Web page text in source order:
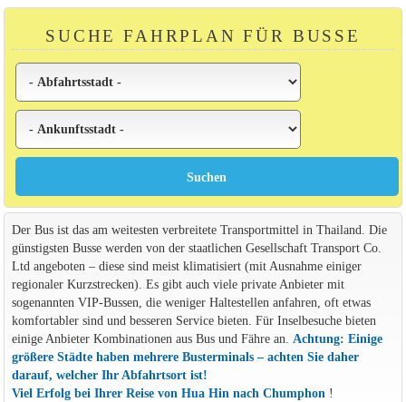
SUCHE FAHRPLAN FÜR BUSSE
Der Bus ist das am weitesten verbreitete Transportmittel in Thailand. Die
günstigsten Busse werden von der staatlichen Gesellschaft Transport Co.
Ltd angeboten – diese sind meist klimatisiert (mit Ausnahme einiger
regionaler Kurzstrecken). Es gibt auch viele private Anbieter mit
sogenannten VIP-Bussen, die weniger Haltestellen anfahren, oft etwas
komfortabler sind und besseren Service bieten. Für Inselbesuche bieten
einige Anbieter Kombinationen aus Bus und Fähre an. Achtung: Einige
größere Städte haben mehrere Busterminals – achten Sie daher
darauf, welcher Ihr Abfahrtsort ist!
Viel Erfolg bei Ihrer Reise von Hua Hin nach Chumphon !